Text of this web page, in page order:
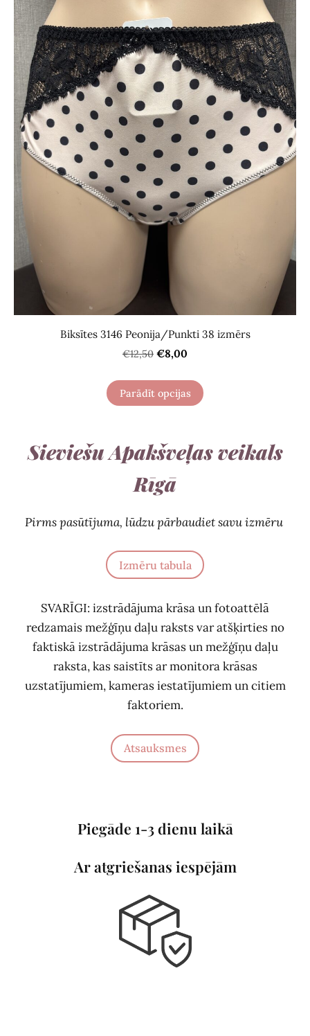
Sieviešu Apakšveļas veikals
Rīgā
Pirms pasūtījuma, lūdzu pārbaudiet savu izmēru
Izmēru tabula
SVARĪGI: izstrādājuma krāsa un fotoattēlā
redzamais mežģīņu daļu raksts var atšķirties no
faktiskā izstrādājuma krāsas un mežģīņu daļu
raksta, kas saistīts ar monitora krāsas
uzstatījumiem, kameras iestatījumiem un citiem
faktoriem.
Atsauksmes
Piegāde 1-3 dienu laikā
Ar atgriešanas iespējām
Biksītes 3146 Peonija/Punkti 38 izmērs
€12,50 €8,00
Parādīt opcijas